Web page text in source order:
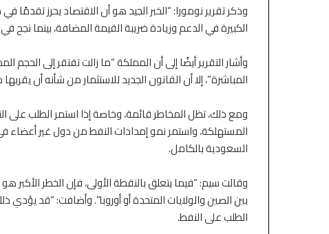
وذكر تقرير نومورا: “الخبر الجيد هو أن الاقتصاد يحرز
الكبيرة في الدعم وزيادة ضريبة القيمة المضافة، بينما
وأشار التقرير أيضًا إلى أن المملكة “ما زالت تفتقر إلى الحجم
المباشرة”، إلا أن القانون الجديد للاستثمار من شأنه أن
ومع ذلك، تظل المخاطر قائمة، وخاصة إذا استمر الطلب على
المستهلكة، واستمر نمو إمدادات النفط من دول غير
السعودية بالكامل.
وقالت سيم: “فيما يتعلق بالنقطة الأولى، فإن الخطر الأكبر
بين الصين والولايات المتحدة أو أوروبا”. وأضافت: “قد يؤدي
الطلب على النفط.